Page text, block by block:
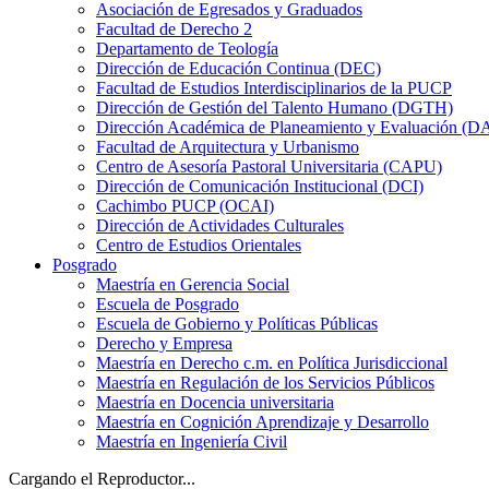
Asociación de Egresados y Graduados
Facultad de Derecho 2
Departamento de Teología
Dirección de Educación Continua (DEC)
Facultad de Estudios Interdisciplinarios de la PUCP
Dirección de Gestión del Talento Humano (DGTH)
Dirección Académica de Planeamiento y Evaluación
Facultad de Arquitectura y Urbanismo
Centro de Asesoría Pastoral Universitaria (CAPU)
Dirección de Comunicación Institucional (DCI)
Cachimbo PUCP (OCAI)
Dirección de Actividades Culturales
Centro de Estudios Orientales
Posgrado
Maestría en Gerencia Social
Escuela de Posgrado
Escuela de Gobierno y Políticas Públicas
Derecho y Empresa
Maestría en Derecho c.m. en Política Jurisdiccional
Maestría en Regulación de los Servicios Públicos
Maestría en Docencia universitaria
Maestría en Cognición Aprendizaje y Desarrollo
Maestría en Ingeniería Civil
Cargando el Reproductor...